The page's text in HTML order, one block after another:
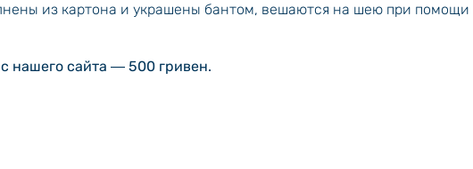
из картона и украшены бантом, вешаются на шею при помощи
нашего сайта ― 500 гривен.